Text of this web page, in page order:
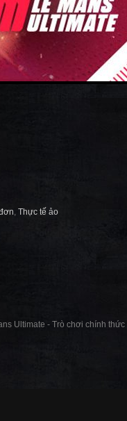
, Thực tế ảo
Ultimate - Trò chơi chính